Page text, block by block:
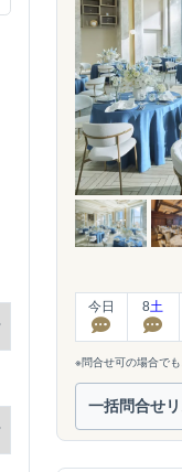
今日 8土
※問合せ可の場合で
一括問合せ